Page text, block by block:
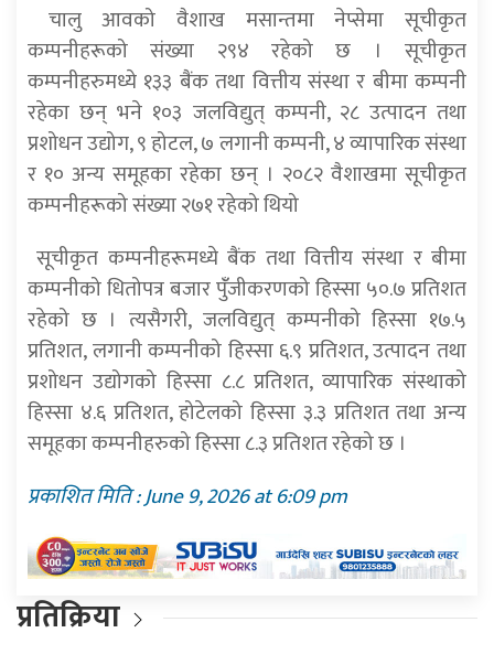
चालु आवको वैशाख मसान्तमा नेप्सेमा सूचीकृत
कम्पनीहरूको संख्या २९४ रहेको छ । सूचीकृत
कम्पनीहरुमध्ये १३३ बैंक तथा वित्तीय संस्था र बीमा कम्पनी
रहेका छन् भने १०३ जलविद्युत् कम्पनी, २८ उत्पादन तथा
प्रशोधन उद्योग, ९ होटल, ७ लगानी कम्पनी, ४ व्यापारिक संस्था
र १० अन्य समूहका रहेका छन् । २०८२ वैशाखमा सूचीकृत
कम्पनीहरूको संख्या २७१ रहेको थियो
सूचीकृत कम्पनीहरूमध्ये बैंक तथा वित्तीय संस्था र बीमा
कम्पनीको धितोपत्र बजार पुँंजीकरणको हिस्सा ५०.७ प्रतिशत
रहेको छ । त्यसैगरी, जलविद्युत् कम्पनीको हिस्सा १७.५
प्रतिशत, लगानी कम्पनीको हिस्सा ६.९ प्रतिशत, उत्पादन तथा
प्रशोधन उद्योगको हिस्सा ८.८ प्रतिशत, व्यापारिक संस्थाको
हिस्सा ४.६ प्रतिशत, होटेलको हिस्सा ३.३ प्रतिशत तथा अन्य
समूहका कम्पनीहरुको हिस्सा ८.३ प्रतिशत रहेको छ ।
प्रकाशित मिति : June 9, 2026 at 6:09 pm
प्रतिक्रिया